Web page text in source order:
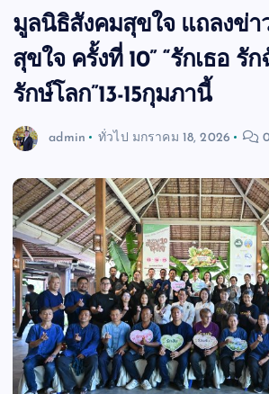
มูลนิธิสังคมสุขใจ แถลงข่า
สุขใจ ครั้งที่ 10” “รักเธอ รั
รักษ์โลก”13-15กุมภานี้
admin ทั่วไป มกราคม 18, 2026